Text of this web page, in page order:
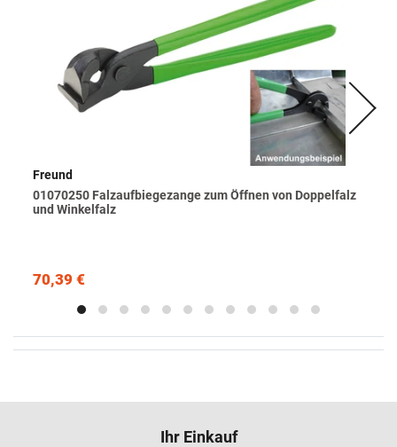
Freund
01070250 Falzaufbiegezange zum Öffnen von Doppelfalz
und Winkelfalz
70,39 €
Ihr Einkauf